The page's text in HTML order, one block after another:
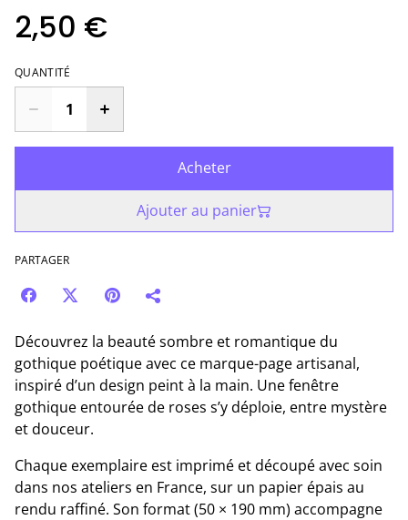
2,50 €
QUANTITÉ
Acheter
Ajouter au panier
PARTAGER
Découvrez la beauté sombre et romantique du
gothique poétique avec ce marque-page artisanal,
inspiré d’un design peint à la main. Une fenêtre
gothique entourée de roses s’y déploie, entre mystère
et douceur.
Chaque exemplaire est imprimé et découpé avec soin
dans nos ateliers en France, sur un papier épais au
rendu raffiné. Son format (50 × 190 mm) accompagne